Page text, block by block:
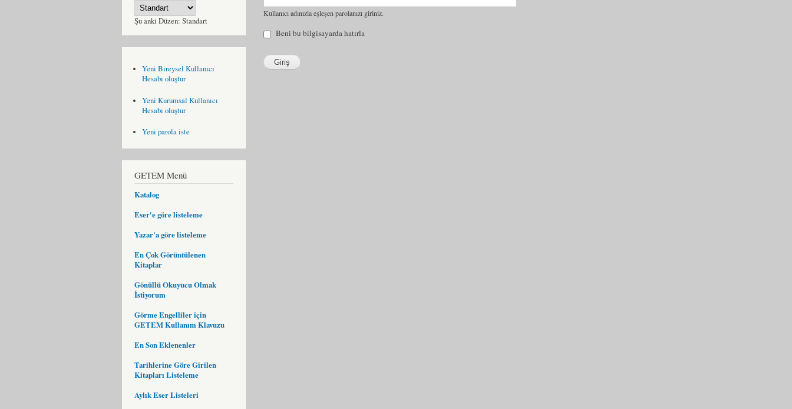
Şu anki Düzen: Standart
Yeni Bireysel Kullanıcı
Hesabı oluştur
Yeni Kurumsal Kullanıcı
Hesabı oluştur
Yeni parola iste
GETEM Menü
Katalog
Eser'e göre listeleme
Yazar'a göre listeleme
En Çok Görüntülenen
Kitaplar
Gönüllü Okuyucu Olmak
İstiyorum
Görme Engelliler için
GETEM Kullanım Klavuzu
En Son Eklenenler
Tarihlerine Göre Girilen
Kitapları Listeleme
Aylık Eser Listeleri
Kullanıcı adınızla eşleşen parolanızı giriniz.
Beni bu bilgisayarda hatırla